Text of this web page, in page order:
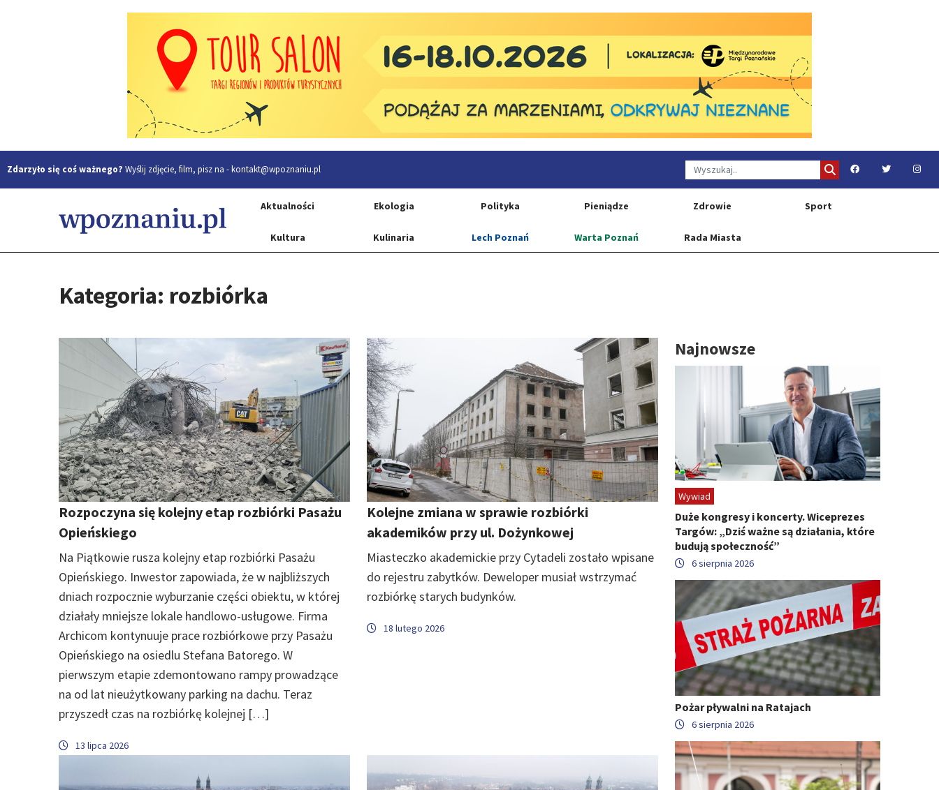
Zdarzyło się coś ważnego? Wyślij zdjęcie, film, pisz na -kontakt@wpoznaniu.pl
Aktualności Ekologia Polityka Pieniądze Zdrowie Sport
Kultura Kulinaria Lech Poznań Warta Poznań Rada Miasta
Kategoria: rozbiórka
Rozpoczyna się kolejny etap rozbiórki Pasażu
Opieńskiego
Na Piątkowie rusza kolejny etap rozbiórki Pasażu
Opieńskiego. Inwestor zapowiada, że w najbliższych
dniach rozpocznie wyburzanie części obiektu, w której
działały mniejsze lokale handlowo-usługowe. Firma
Archicom kontynuuje prace rozbiórkowe przy Pasażu
Opieńskiego na osiedlu Stefana Batorego. W
pierwszym etapie zdemontowano rampy prowadzące
na od lat nieużytkowany parking na dachu. Teraz
przyszedł czas na rozbiórkę kolejnej […]
13 lipca 2026
Kolejne zmiana w sprawie rozbiórki
akademików przy ul. Dożynkowej
Miasteczko akademickie przy Cytadeli zostało wpisane
do rejestru zabytków. Deweloper musiał wstrzymać
rozbiórkę starych budynków.
18 lutego 2026
Najnowsze
Wywiad
Duże kongresy i koncerty. Wiceprezes
Targów: „Dziś ważne są działania, które
budują społeczność”
6 sierpnia 2026
Pożar pływalni na Ratajach
6 sierpnia 2026